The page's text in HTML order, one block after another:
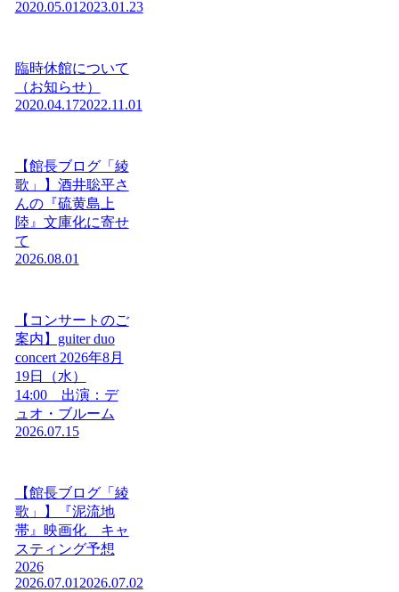
2020.05.01 2023.01.23
臨時休館について
（お知らせ）
2020.04.172022.11.01
【館長ブログ「綾
歌」】酒井聡平さ
んの『硫黄島上
陸』文庫化に寄せ
て
2026.08.01
【コンサートのご
案内】guiter duo
concert 2026年8月
19日（水）
14:00 出演：デ
ュオ・ブルーム
2026.07.15
【館長ブログ「綾
歌」】『泥流地
帯』映画化 キャ
スティング予想
2026
2026.07.01 2026.07.02